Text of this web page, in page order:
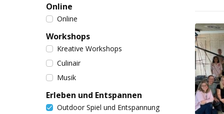
Online
Online
Workshops
Kreative Workshops
Culinair
Musik
Erleben und Entspannen
Outdoor Spiel und Entspannung